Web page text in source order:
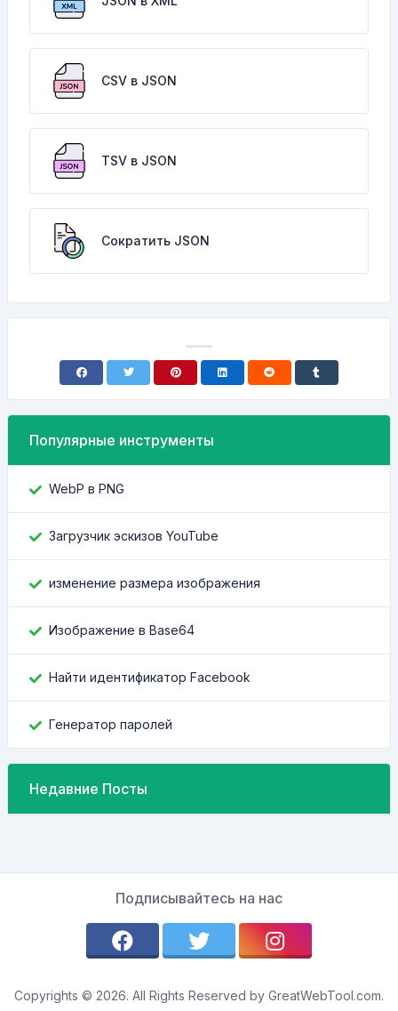
CSV в JSON
TSV в JSON
Сократить JSON
Популярные инструменты
WebP в PNG
Загрузчик эскизов YouTube
изменение размера изображения
Изображение в Base64
Найти идентификатор Facebook
Генератор паролей
Недавние Посты
Подписывайтесь на нас
Copyrights © 2026. All Rights Reserved by GreatWebTool.com.